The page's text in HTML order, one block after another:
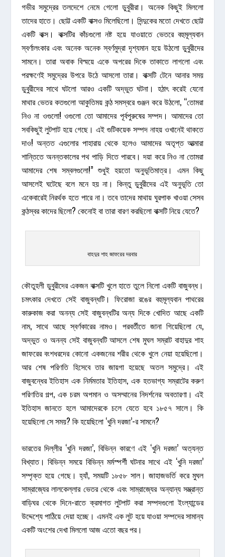
গভীর সমুদ্রের তলদেশে নেমে গেলো ডুবুরীরা। অনেক কিছুই মিললো
তাদের হাতে। ছোট্ট একটি বাক্সও মিলেছিলো। সিন্দুকের মতো দেখতে ছোট্ট
একটি বাক্স। বাক্সটির কাঁচগুলো নষ্ট হয়ে যাওয়াতে ভেতরে বহুমূল্যবান
স্বর্ণালংকার এবং অনেক অনেক স্বর্ণমুদ্রা দৃশ্যমান হয়ে উঠলো ডুবুরীদের
সামনে। তারা অবাক বিস্ময়ে একে অপরের দিকে তাকাতে লাগলো এবং
পরক্ষণেই সমুদ্রের উপরে উঠে আসলো তারা। বাক্সটি টেনে আনার সময়
ডুবুরীদের সাথে ঘটলো আরও একটি অদ্ভুত ঘটনা। হঠাৎ করেই যেনো
মাথার ভেতর কতগুলো আকুতিময় কন্ঠ সমস্বরে গুঞ্জন করে উঠলো, “তোমরা
নিও না ওগুলো! ওগুলো তো আমাদের পূর্বপুরুষের সম্পদ। আমাদের তো
সবকিছুই লুটপাট হয়ে গেছে। এই গুটিকয়েক সম্পদ নাহয় ওখানেই থাকতে
দাও! অন্তত এগুলোর পাহারায় থেকে হলেও আমাদের অতৃপ্ত আত্মারা
শান্তিতে অনন্তকালের পথ পাড়ি দিতে পারবে। দয়া করে নিও না তোমরা
আমাদের শেষ সম্বলগুলো!” শুধুই হয়তো অনুভূতিমাত্র। এমন কিছু
আসলেই ঘটেছে বলে মনে হয় না। কিন্তু ডুবুরীদের এই অনুভূতি তো
একেবারেই নিরর্থক হতে পারে না। তবে তাদের মাথায় ঘুরপাক খাওয়া সেসব
কন্ঠস্বর কাদের ছিলো? কেনোই বা তারা বারণ করছিলো বাক্সটি নিয়ে যেতে?
বাহদুর শাহ জাফরের দরবার
কৌতুহলী ডুবুরীদের একজন বাক্সটি খুলে হাতে তুলে নিলো একটি বাজুবন্ধ।
চমৎকার দেখতে সেই বাজুবন্ধটি। ফিরোজা রঙের বহুমূল্যবান পাথরের
কারুকাজ করা অনন্য সেই বাজুবন্ধটির অন্য দিকে খোদিত আছে একটি
নাম, সাথে আছে স্বর্ণকারের নামও। পরবর্তীতে জানা গিয়েছিলো যে,
অদ্ভুত ও অনন্য সেই বাজুবন্ধটি আসলে শেষ মুঘল সম্রাট বাহাদুর শাহ
জাফরের বংশধরদের কোনো একজনের শরীর থেকে খুলে নেয়া হয়েছিলো।
আর শেষ পরিণতি হিসেবে তার জায়গা হয়েছে অতল সমুদ্রে। এই
বাজুবন্ধের ইতিহাস এক নির্মমতার ইতিহাস, এক হতভাগ্য সম্রাটের করুণ
পরিণতির গল্প, এক চরম অপমান ও অসম্মানের নিদর্শনের অবতারণা। এই
ইতিহাস জানতে হলে আমাদেরকে চলে যেতে হবে ১৮৫৭ সালে। কি
হয়েছিলো সে সময়? কি হয়েছিলো ‘খুনি দরজা’-র সামনে?
ভারতের দিল্লীর ‘খুনি দরজা’, বিভিন্ন কারণে এই ‘খুনি দরজা’ অত্যন্ত
বিখ্যাত। বিভিন্ন সময়ে বিভিন্ন মর্মস্পর্শী ঘটনার সাথে এই ‘খুনি দরজা’
সম্পৃক্ত হয়ে গেছে। হ্যাঁ, সময়টি ১৮৫৮ সাল। জাহাজভর্তি করে মুঘল
সাম্রাজ্যের লালকেল্লার ভেতর থেকে এবং সাম্রাজ্যের অন্যান্য সম্ভ্রান্ত
বাড়িঘর থেকে দিনে-রাতে ক্রমাগত লুটপাট করা সম্পদগুলো ইংল্যান্ডের
উদ্দেশ্যে পাঠিয়ে দেয়া হচ্ছে। এমনই এক লুট হয়ে যাওয়া সম্পদের সামান্য
একটি অংশের দেখা মিললো আজ এতো বছর পর।